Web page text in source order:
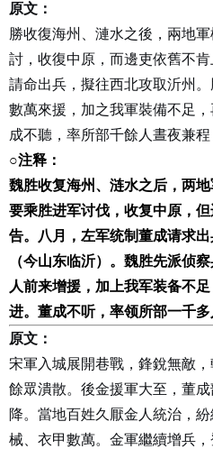
原文：
勝收復海州、漣水之後，兩地
討，收復中原，而邊吏依舊不
請命出兵，擬往西北攻取沂州
數萬來援，加之我軍裝備不足
成不聽，率所部千餘人晝夜兼程
○注释：
魏胜收复海州、涟水之后，两
要乘胜进军讨伐，收复中原，
告。八月，左军统制董成请求
（今山东临沂）。魏胜先派侦
人前来增援，加上我军装备不
进。董成不听，率领所部一千多
原文：
宋軍入城展開巷戰，鋒銳無敵
餘眾潰散。後金援軍大至，董
降。當地百姓久厭金人統治，
械、衣甲數萬。金軍繼續增兵